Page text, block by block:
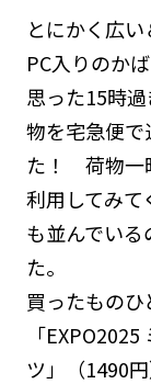
とにかく広い
PC入りのか
思った15時
物を宅急便
た！ 荷物一
利用してみ
も並んでい
た。
買ったもの
「
ツ」（1490